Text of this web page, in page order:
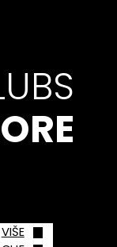
VIŠE